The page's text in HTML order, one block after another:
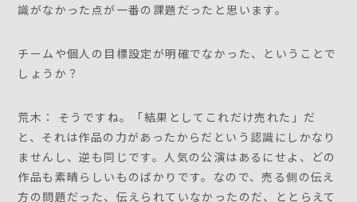
識がなかった点が一番の課題だったと思います。
チームや個人の目標設定が明確でなかった、ということで
しょうか？
荒木： そうですね。「結果としてこれだけ売れた」だ
と、それは作品の力があったからだという認識にしかなり
ませんし、逆も同じです。人気の公演はあるにせよ、どの
作品も素晴らしいものばかりです。なので、売る側の伝え
方の問題だった、伝えられていなかったのだ、ととらえて